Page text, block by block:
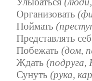
Организовать
Поймать
Представлять
Побежать (дом,
Ждать (подруга,
Сунуть (рука,